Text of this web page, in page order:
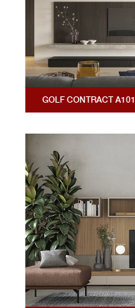
GOLF CONTRACT A101